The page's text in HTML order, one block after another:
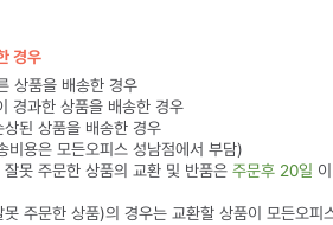
경우
상품을 배송한 경우
경과한 상품을 배송한 경우
된 상품을 배송한 경우
용은 모든오피스 성남점에서 부담)
못 주문한 상품의 교환 및 반품은 주문후 20일
주문한 상품)의 경우는 교환할 상품이 모든오피